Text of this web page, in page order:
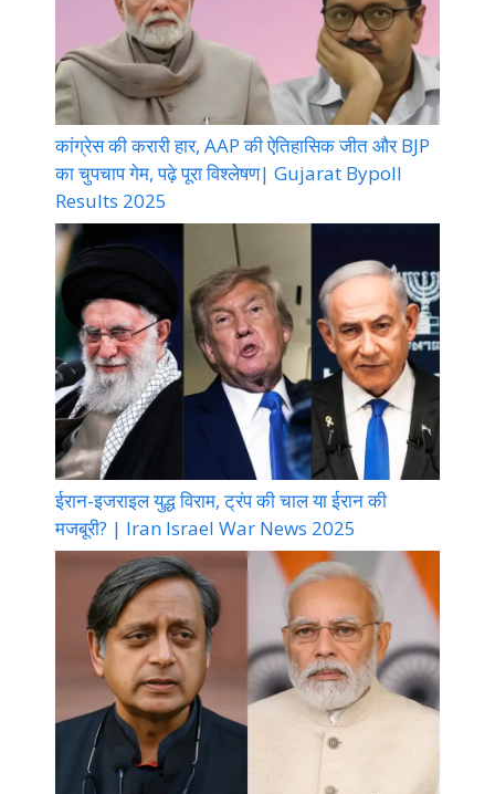
कांग्रेस की करारी हार, AAP की ऐतिहासिक जीत और BJP
का चुपचाप गेम, पढ़े पूरा विश्लेषण| Gujarat Bypoll
Results 2025
ईरान-इजराइल युद्ध विराम, ट्रंप की चाल या ईरान की
मजबूरी? | Iran Israel War News 2025